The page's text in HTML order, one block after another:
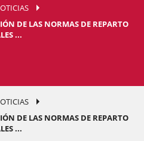
DE LAS NORMAS DE REPARTO
...
DE LAS NORMAS DE REPARTO
...